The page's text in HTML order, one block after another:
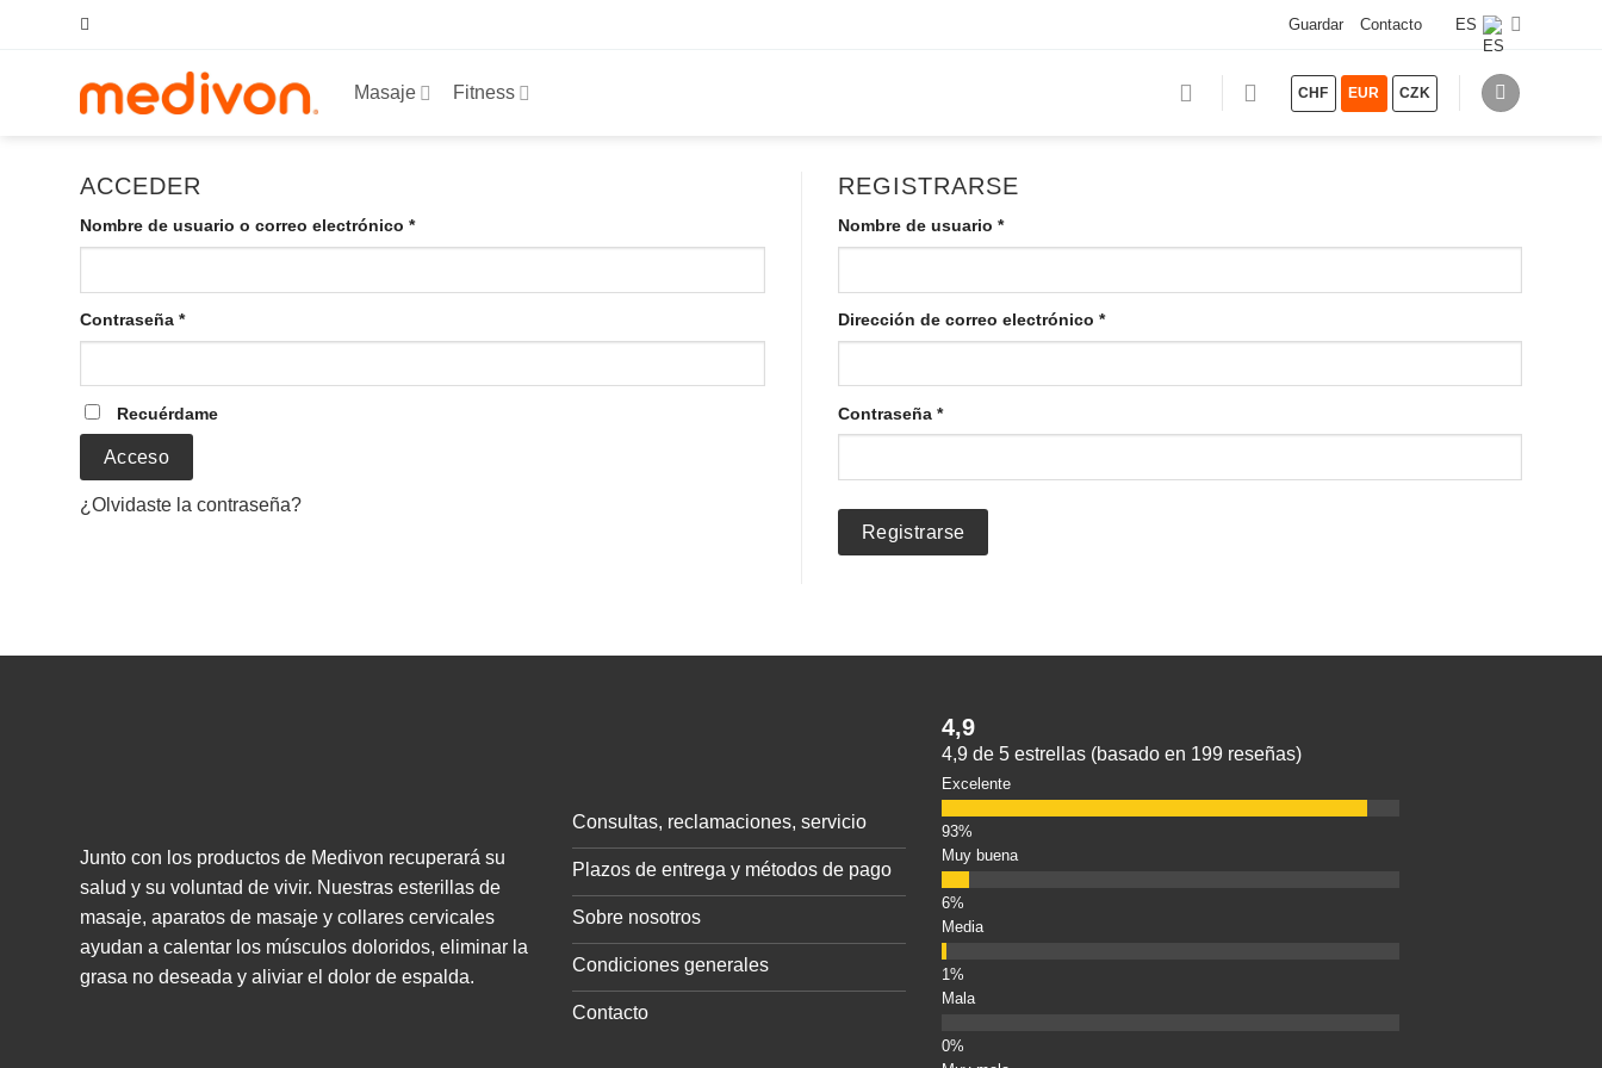
Guardar Contacto ES
Masaje Fitness CHF EUR CZK
ACCEDER
Nombre de usuario o correo electrónico *Obligatorio
Contraseña *Obligatorio
Recuérdame
Acceso
¿Olvidaste la contraseña?
REGISTRARSE
Nombre de usuario *Obligatorio
Dirección de correo electrónico *Obligatorio
Contraseña *Obligatorio
Registrarse
Junto con los productos de Medivon recuperará su
salud y su voluntad de vivir. Nuestras esterillas de
masaje, aparatos de masaje y collares cervicales
ayudan a calentar los músculos doloridos, eliminar la
grasa no deseada y aliviar el dolor de espalda.
Consultas, reclamaciones, servicio
Plazos de entrega y métodos de pago
Sobre nosotros
Condiciones generales
Contacto
4,9
4,9 de 5 estrellas (basado en 199 reseñas)
Excelente
Muy buena
Media
Mala